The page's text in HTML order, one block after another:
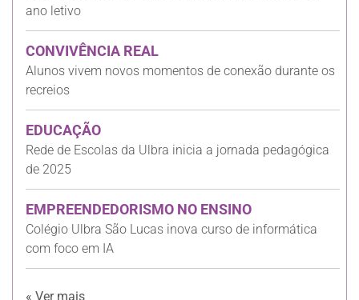
ano letivo
CONVIVÊNCIA REAL
Alunos vivem novos momentos de conexão durante os
recreios
EDUCAÇÃO
Rede de Escolas da Ulbra inicia a jornada pedagógica
de 2025
EMPREENDEDORISMO NO ENSINO
Colégio Ulbra São Lucas inova curso de informática
com foco em IA
« Ver mais